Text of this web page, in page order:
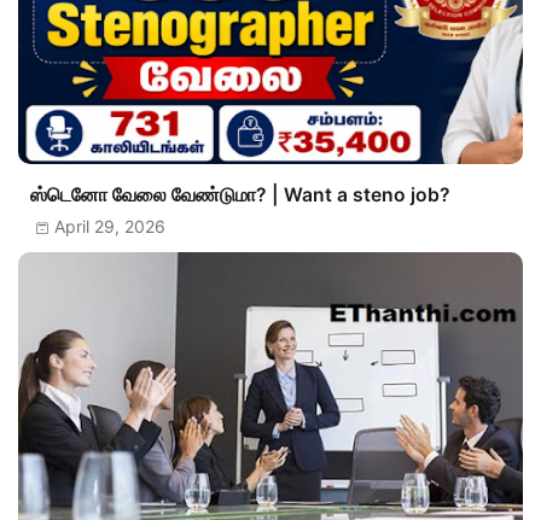
ஸ்டெனோ வேலை வேண்டுமா? | Want a steno job?
April 29, 2026